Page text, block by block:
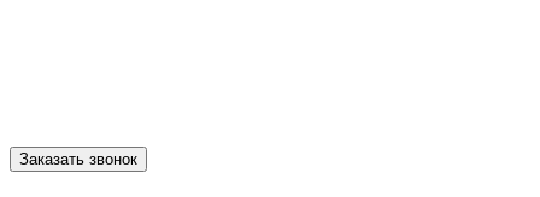
Заказать звонок